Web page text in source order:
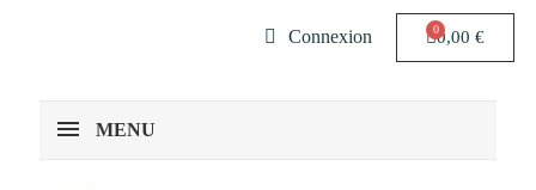
Connexion 0,00 €
MENU